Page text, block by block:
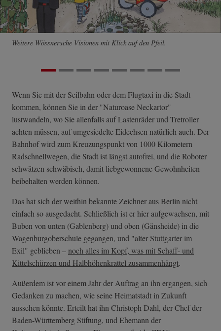
Weitere Wössnersche Visionen mit Klick auf den Pfeil.
Wenn Sie mit der Seilbahn oder dem Flugtaxi in die Stadt
kommen, können Sie in der "Naturoase Neckartor"
lustwandeln, wo Sie allenfalls auf Lastenräder und Tretroller
achten müssen, auf umgesiedelte Eidechsen natürlich auch. Der
Bahnhof wird zum Kreuzungspunkt von 1000 Kilometern
Radschnellwegen, die Stadt ist längst autofrei, und die Roboter
schwätzen schwäbisch, damit liebgewonnene Gewohnheiten
beibehalten werden können.
Das hat sich der weithin bekannte Zeichner aus Berlin nicht
einfach so ausgedacht. Schließlich ist er hier aufgewachsen, mit
Buben von unten (Gablenberg) und oben (Gänsheide) in die
Wagenburgoberschule gegangen, und "alter Stuttgarter im
Exil" geblieben –noch alles im Kopf, was mit Schaff- und
Kittelschürzen und Halbhöhenkrattel zusammenhängt.
Außerdem ist vor einem Jahr der Auftrag an ihn ergangen, sich
Gedanken zu machen, wie seine Heimatstadt in Zukunft
aussehen könnte. Erteilt hat ihn Christoph Dahl, der Chef der
Baden-Württemberg Stiftung, und Ehemann der